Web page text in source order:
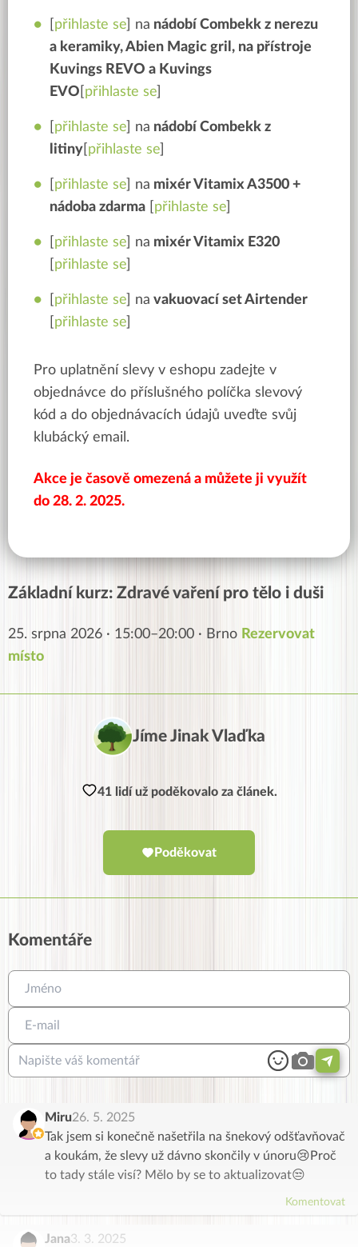
přihlaste se ] na nádobí Combekk z nerezu
a keramiky, Abien Magic gril, na přístroje
Kuvings REVO a Kuvings
EVO přihlaste se
přihlaste se ] na nádobí Combekk z
litiny přihlaste se
přihlaste se ] na mixérVitamix A3500 +
nádoba zdarma
přihlaste se
přihlaste se ] na mixérVitamix E320
přihlaste se
přihlaste se ] na vakuovací set Airtender
přihlaste se
Pro uplatnění slevy v eshopu zadejte v
objednávce do příslušného políčka slevový
kód a do objednávacích údajů uveďte svůj
klubácký email.
Akce je časově omezená a můžete ji využít
do 28. 2. 2025.
Základní kurz: Zdravé vaření pro tělo i duši
25. srpna 2026 · 15:00–20:00 · Brno Rezervovat
místo
Jíme Jinak Vlaďka
41 lidí už poděkovalo za článek.
Poděkovat
Komentáře
Miru26. 5. 2025
Tak jsem si konečně našetřila na šnekový odšťavňovač
a koukám, že slevy už dávno skončily v únoru😢Proč
to tady stále visí? Mělo by se to aktualizovat😒
Komentovat
Jana3. 3. 2025